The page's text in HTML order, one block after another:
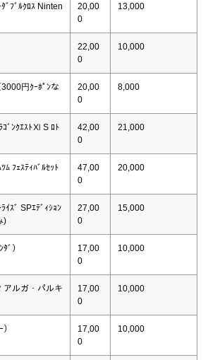
ﾞﾌﾞﾙｸﾛｽ Ninten
20,00
0
13,000
22,00
0
10,000
円ｸｰﾎﾟﾝな
20,00
0
8,000
ｺﾞﾝｸｴｽﾄⅪ S ﾛﾄ
42,00
0
21,000
ﾑ ﾌｪｽﾃｨﾊﾞﾙｾｯﾄ
47,00
0
20,000
ｲｽﾞ SPｴﾃﾞｨｼｮﾝ
)
27,00
0
15,000
ﾞ）
17,00
0
10,000
アルガ・パルキ
17,00
0
10,000
17,00
0
10,000